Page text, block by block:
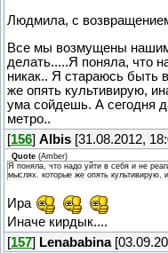
Людмила, с
Все мы возмущены
делать.....Я поняла, что
никак.. Я стараюсь быть
же опять культивирую,
ума сойдешь. А сегодня
метро..
[156] Albis [31.08.2012,
Quote (Amber)
Я поняла, что надо уйти в себя и не
мыслях. которые же опять культивирую,
Ира
Иначе кирдык....
[157] Lenababina